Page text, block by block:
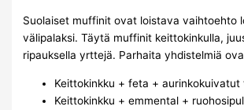
Suolaiset muffinit ovat loistava vaihtoehto
välipalaksi. Täytä muffinit keittokinkulla,
ripauksella yrttejä. Parhaita yhdistelmiä
Keittokinkku + feta +
Keittokinkku + emmental +